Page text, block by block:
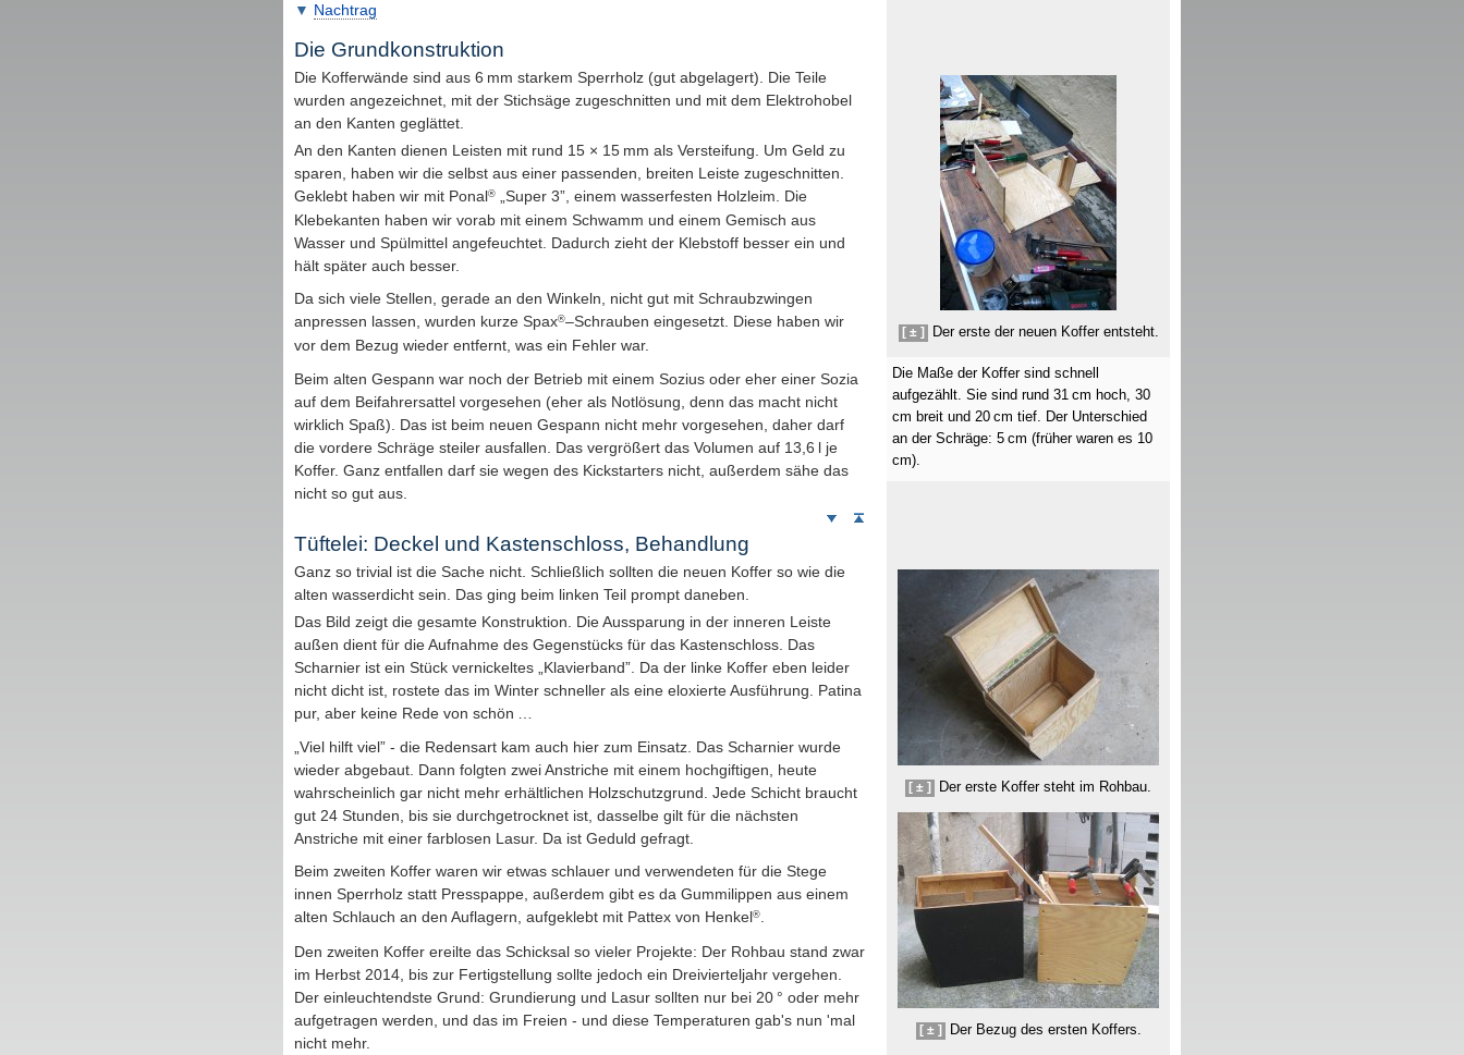
Nachtrag
Die Grundkonstruktion
Die Kofferwände sind aus 6 mm starkem Sperrholz (gut abgelagert). Die Teile
wurden angezeichnet, mit der Stichsäge zugeschnitten und mit dem Elektrohobel
an den Kanten geglättet.
An den Kanten dienen Leisten mit rund 15 × 15 mm als Versteifung. Um Geld zu
sparen, haben wir die selbst aus einer passenden, breiten Leiste zugeschnitten.
Geklebt haben wir mit Ponal®„Super 3”, einem wasser­festen Holzleim. Die
Klebekanten haben wir vorab mit einem Schwamm und einem Gemisch aus
Wasser und Spülmittel angefeuchtet. Dadurch zieht der Klebstoff besser ein und
hält später auch besser.
Da sich viele Stellen, gerade an den Winkeln, nicht gut mit Schraub­zwingen
anpressen lassen, wurden kurze Spax®–Schrauben eingesetzt. Diese haben wir
vor dem Bezug wieder entfernt, was ein Fehler war.
Beim alten Gespann war noch der Betrieb mit einem Sozius oder eher einer Sozia
auf dem Beifahrersattel vorgesehen (eher als Notlösung, denn das macht nicht
wirklich Spaß). Das ist beim neuen Gespann nicht mehr vorgesehen, daher darf
die vordere Schräge steiler ausfallen. Das vergrößert das Volumen auf 13,6
je
Koffer. Ganz entfallen darf sie wegen des Kickstarters nicht, außerdem sähe das
nicht so gut aus.
[ ± ] Der erste der neuen Koffer entsteht.
Die Maße der Koffer sind schnell
aufgezählt. Sie sind rund 31cm hoch, 30
cm breit und 20cm tief. Der Unterschied
an der Schräge: 5cm (früher waren es 10
cm).
Weiter
Tüftelei: Deckel und Kastenschloss, Behandlung
Ganz so trivial ist die Sache nicht. Schließlich sollten die neuen Koffer so wie die
alten wasserdicht sein. Das ging beim linken Teil prompt daneben.
Das Bild zeigt die gesamte Konstruktion. Die Aussparung in der inneren Leiste
außen dient für die Aufnahme des Gegenstücks für das Kastenschloss. Das
Scharnier ist ein Stück vernickeltes „Klavierband”. Da der linke Koffer eben leider
nicht dicht ist, rostete das im Winter schneller als eine eloxierte Ausführung. Patina
pur, aber keine Rede von schön …
„Viel hilft viel” - die Redensart kam auch hier zum Einsatz. Das Scharnier wurde
wieder abgebaut. Dann folgten zwei Anstriche mit einem hoch­giftigen, heute
wahrscheinlich gar nicht mehr erhältlichen Holzschutz­grund. Jede Schicht braucht
gut 24 Stunden, bis sie durch­getrocknet ist, dasselbe gilt für die nächsten
Anstriche mit einer farblosen Lasur. Da ist Geduld gefragt.
Beim zweiten Koffer waren wir etwas schlauer und verwendeten für die Stege
innen Sperrholz statt Presspappe, außerdem gibt es da Gummi­lippen aus einem
alten Schlauch an den Auflagern, aufgeklebt mit Pattex von Henkel ®.
Den zweiten Koffer ereilte das Schicksal so vieler Projekte: Der Rohbau stand zwar
im Herbst 2014, bis zur Fertigstellung sollte jedoch ein Dreivierteljahr vergehen.
Der einleuchtendste Grund: Grundierung und Lasur sollten nur bei 20 ° oder mehr
aufgetragen werden, und das im Freien - und diese Temperaturen gab's nun 'mal
nicht mehr.
[ ± ] Der erste Koffer steht im Rohbau.
[ ± ] Der Bezug des ersten Koffers.